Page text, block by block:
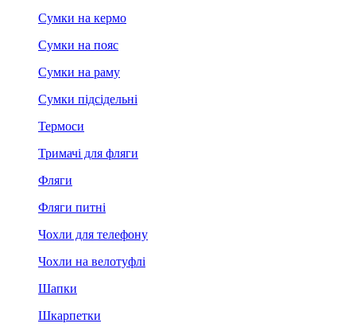
Сумки на кермо
Сумки на пояс
Сумки на раму
Сумки підсідельні
Термоси
Тримачі для фляги
Фляги
Фляги питні
Чохли для телефону
Чохли на велотуфлі
Шапки
Шкарпетки